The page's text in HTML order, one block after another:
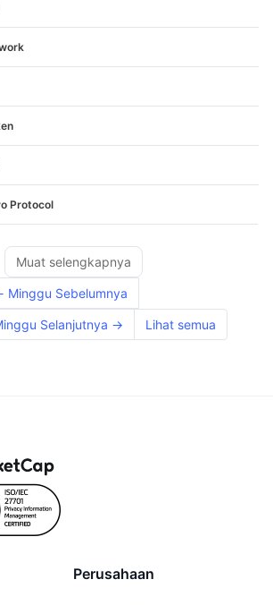
Protocol
Muat selengkapnya
Minggu Sebelumnya
Selanjutnya → Lihat semua
Perusahaan